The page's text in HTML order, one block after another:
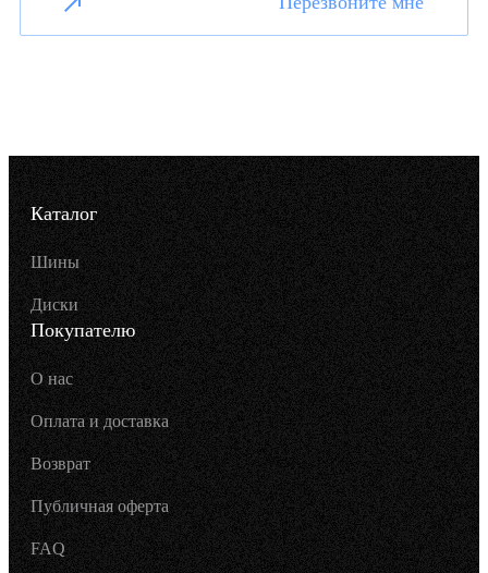
Каталог
Шины
Диски
Покупателю
О нас
Оплата и доставка
Возврат
Публичная оферта
FAQ